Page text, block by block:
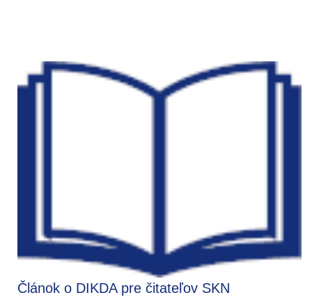
Článok o DIKDA pre čitateľov SKN